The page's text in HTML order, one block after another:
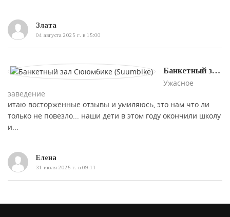
Злата
04 августа 2025 г. в 15:00
Банкетный зал «Сююмбике (Suumbike)»
Ужасное
заведение
итаю восторженные отзывы и умиляюсь, это нам что ли
только не повезло... наши дети в этом году окончили школу
и...
Елена
31 июля 2025 г. в 09:11